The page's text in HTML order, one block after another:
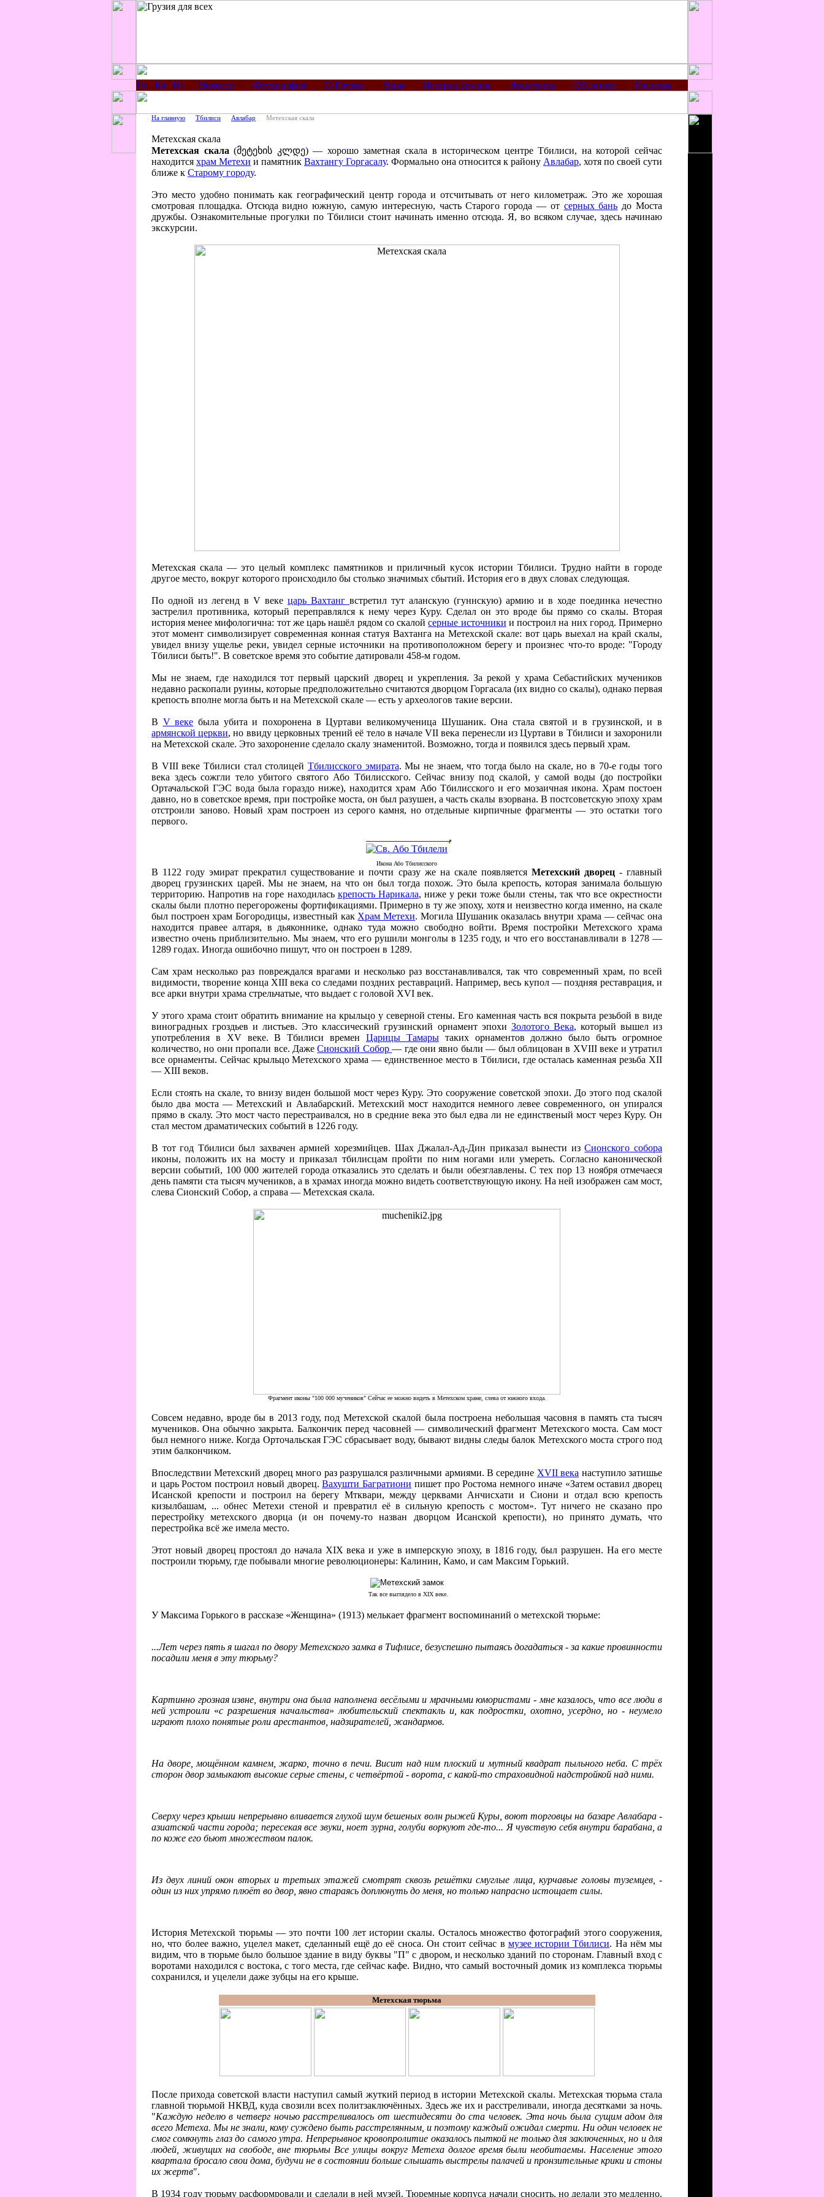
Новости Фотографии О Грузии Виза История Грузии Экскурсии Об авторе Гостевая
На главную Тбилиси Авлабар Метехская скала
Метехская скала
Метехская скала (მეტეხის კლდე) — хорошо заметная скала в историческом центре Тбилиси, на которой сейчас
находится храм Метехи и памятник Вахтангу Горгасалу. Формально она относится к району Авлабар, хотя по своей сути
ближе к Старому городу.
Это место удобно понимать как географический центр города и отсчитывать от него километраж. Это же хорошая
смотровая площадка. Отсюда видно южную, самую интересную, часть Старого города — от серных бань до Моста
дружбы. Ознакомительные прогулки по Тбилиси стоит начинать именно отсюда. Я, во всяком случае, здесь начинаю
экскурсии.
Метехская скала — это целый комплекс памятников и приличный кусок истории Тбилиси. Трудно найти в городе
другое место, вокруг которого происходило бы столько значимых сбытий. История его в двух словах следующая.
По одной из легенд в V веке царь Вахтанг встретил тут аланскую (гуннскую) армию и в ходе поединка нечестно
застрелил противника, который переправлялся к нему через Куру. Сделал он это вроде бы прямо со скалы. Вторая
история менее мифологична: тот же царь нашёл рядом со скалойсерные источники и построил на них город. Примерно
этот момент символизирует современная конная статуя Вахтанга на Метехской скале: вот царь выехал на край скалы,
увидел внизу ущелье реки, увидел серные источники на противоположном берегу и произнес что-то вроде: "Городу
Тбилиси быть!". В советское время это событие датировали 458-м годом.
Мы не знаем, где находился тот первый царский дворец и укрепления. За рекой у храма Себастийских мучеников
недавно раскопали руины, которые предположительно считаются дворцом Горгасала (их видно со скалы), однако первая
крепость вполне могла быть и на Метехской скале — есть у археологов такие версии.
В V веке была убита и похоронена в Цуртави великомученица Шушаник. Она стала святой и в грузинской, и в
армянской церкви, но ввиду церковных трений её тело в начале VII века перенесли из Цуртави в Тбилиси и захоронили
на Метехской скале. Это захоронение сделало скалу знаменитой. Возможно, тогда и появился здесь первый храм.
В VIII веке Тбилиси стал столицей Тбилисского эмирата. Мы не знаем, что тогда было на скале, но в 70-е годы того
века здесь сожгли тело убитого святого Або Тбилисского. Сейчас внизу под скалой, у самой воды (до постройки
Ортачальской ГЭС вода была гораздо ниже), находится храм Або Тбилисского и его мозаичная икона. Храм постоен
давно, но в советское время, при постройке моста, он был разушен, а часть скалы взорвана. В постсоветскую эпоху храм
отстроили заново. Новый храм построен из серого камня, но отдельные кирпичные фрагменты — это остатки того
первого.
Икона Або Тбилисского
В 1122 году эмират прекратил существование и почти сразу же на скале появляется Метехский дворец- главный
дворец грузинских царей. Мы не знаем, на что он был тогда похож. Это была крепость, которая занимала большую
территорию. Напротив на горе находилась крепость Нарикала, ниже у реки тоже были стены, так что все окрестности
скалы были плотно перегорожены фортификациями. Примерно в ту же эпоху, хотя и неизвестно когда именно, на скале
был построен храм Богородицы, известный как Храм Метехи. Могила Шушаник оказалась внутри храма — сейчас она
находится правее алтаря, в дьяконнике, однако туда можно свободно войти. Время постройки Метехского храма
известно очень приблизительно. Мы знаем, что его рушили монголы в 1235 году, и что его восстанавливали в 1278 —
1289 годах. Иногда ошибочно пишут, что он построен в 1289.
Сам храм несколько раз повреждался врагами и несколько раз восстанавливался, так что современный храм, по всей
видимости, творение конца XIII века со следами поздних реставраций. Например, весь купол — поздняя реставрация, и
все арки внутри храма стрельчатые, что выдает с головой XVI век.
У этого храма стоит обратить внимание на крыльцо у северной стены. Его каменная часть вся покрыта резьбой в виде
виноградных гроздьев и листьев. Это классический грузинский орнамент эпохи Золотого Века, который вышел из
употребления в XV веке. В Тбилиси времен Царицы Тамарытаких орнаментов должно было быть огромное
количество, но они пропали все. ДажеСионский Собор— где они явно были — был облицован в XVIII веке и утратил
все орнаменты. Сейчас крыльцо Метехского храма — единственное место в Тбилиси, где осталась каменная резьба XII
— XIII веков.
Если стоять на скале, то внизу виден большой мост через Куру. Это сооружение советской эпохи. До этого под скалой
было два моста — Метехский и Авлабарский. Метехский мост находится немного левее современного, он упирался
прямо в скалу. Это мост часто перестраивался, но в средние века это был едва ли не единственый мост через Куру. Он
стал местом драматических событий в 1226 году.
В тот год Тбилиси был захвачен армией хорезмийцев. Шах Джалал-Ад-Дин приказал вынести изСионского собора
иконы, положить их на мосту и приказал тбилисцам пройти по ним ногами или умереть. Согласно канонической
версии событий, 100 000 жителей города отказались это сделать и были обезглавлены. С тех пор 13 ноября отмечаеся
день памяти ста тысяч мучеников, а в храмах иногда можно видеть соответствующую икону. На ней изображен сам мост,
слева Сионский Собор, а справа — Метехская скала.
Фрагмент иконы "100 000 мучеников" Сейчас ее можно видеть в Метехском храме, слева от южного входа.
Совсем недавно, вроде бы в 2013 году, под Метехской скалой была построена небольшая часовня в память ста тысяч
мучеников. Она обычно закрыта. Балкончик перед часовней — символический фрагмент Метехского моста. Сам мост
был немного ниже. Когда Орточальская ГЭС сбрасывает воду, бывают видны следы балок Метехского моста строго под
этим балкончиком.
Впоследствии Метехский дворец много раз разрушался различными армиями. В середине XVII века наступило затишье
и царь Ростом построил новый дворец.Вахушти Багратиони пишет про Ростома немного иначе «Затем оставил дворец
Исанской крепости и построил на берегу Мтквари, между церквами Анчисхати и Сиони и отдал всю крепость
кизылбашам, ... обнес Метехи стеной и превратил её в сильную крепость с мостом». Тут ничего не сказано про
перестройку метехского дворца (и он почему-то назван дворцом Исанской крепости), но принято думать, что
перестройка всё же имела место.
Этот новый дворец простоял до начала XIX века и уже в имперскую эпоху, в 1816 году, был разрушен. На его месте
построили тюрьму, где побывали многие революционеры: Калинин, Камо, и сам Максим Горький.
Так все выглядело в XIX веке.
У Максима Горького в рассказе «Женщина» (1913) мелькает фрагмент воспоминаний о метехской тюрьме:
...Лет через пять я шагал по двору Метехского замка в Тифлисе, безуспешно пытаясь догадаться - за какие провинности
посадили меня в эту тюрьму?
Картинно грозная извне, внутри она была наполнена весёлыми и мрачными юмористами - мне казалось, что все люди в
ней устроили «с разрешения начальства» любительский спектакль и, как подростки, охотно, усердно, но - неумело
играют плохо понятые роли арестантов, надзирателей, жандармов.
На дворе, мощённом камнем, жарко, точно в печи. Висит над ним плоский и мутный квадрат пыльного неба. С трёх
сторон двор замыкают высокие серые стены, с четвёртой - ворота, с какой-то страховидной надстройкой над ними.
Сверху через крыши непрерывно вливается глухой шум бешеных волн рыжей Куры, воют торговцы на базаре Авлабара -
азиатской части города; пересекая все звуки, ноет зурна, голуби воркуют где-то... Я чувствую себя внутри барабана, а
по коже его бьют множеством палок.
Из двух линий окон вторых и третьих этажей смотрят сквозь решётки смуглые лица, курчавые головы туземцев, -
один из них упрямо плюёт во двор, явно стараясь доплюнуть до меня, но только напрасно истощает силы.
История Метехской тюрьмы — это почти 100 лет истории скалы. Осталось множество фотографий этого сооружения,
но, что более важно, уцелел макет, сделанный ещё до её сноса. Он стоит сейчас в музее истории Тбилиси. На нём мы
видим, что в тюрьме было большое здание в виду буквы "П" с двором, и несколько зданий по сторонам. Главный вход с
воротами находился с востока, с того места, где сейчас кафе. Видно, что самый восточный домик из комплекса тюрьмы
сохранился, и уцелели даже зубцы на его крыше.
Метехская тюрьма
После прихода советской власти наступил самый жуткий период в истории Метехской скалы. Метехская тюрьма стала
главной тюрьмой НКВД, куда свозили всех политзаключённых. Здесь же их и расстреливали, иногда десятками за ночь.
"Каждую неделю в четверг ночью расстреливалось от шестидесяти до ста человек. Эта ночь была сущим адом для
всего Метеха. Мы не знали, кому суждено быть расстрелянным, и поэтому каждый ожидал смерти. Ни один человек не
смог сомкнуть глаз до самого утра. Непрерывное кровопролитие оказалось пыткой не только для заключенных, но и для
людей, живущих на свободе, вне тюрьмы Все улицы вокруг Метеха долгое время были необитаемы. Население этого
квартала бросало свои дома, будучи не в состоянии больше слышать выстрелы палачей и пронзительные крики и стоны
их жертв".
В 1934 году тюрьму расформровали и сделали в ней музей. Тюремные корпуса начали сносить, но делали это медленно.